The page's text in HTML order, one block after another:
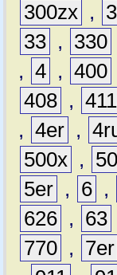
300zx ,
33 , 330
, 4 , 400
408 ,
, 4er ,
500x ,
5er , 6 ,
626 , 63
770 , 7er